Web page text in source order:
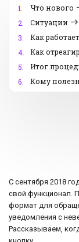
1.
Что нового
2.
Ситуации
3.
Как
4.
Как
5.
Итог
6.
Кому
С сентября 2018
свой функционал.
формат для
уведомления с
Рассказываем,